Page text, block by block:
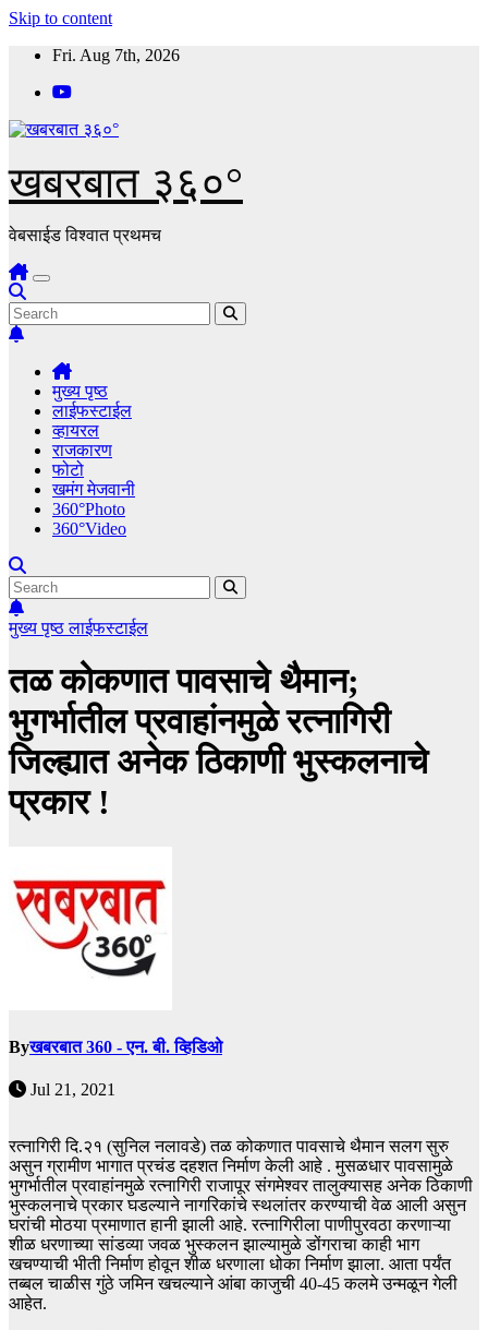
Skip to content
Fri. Aug 7th, 2026
खबरबात ३६०°
वेबसाईड विश्वात प्रथमच
मुख्य पृष्ठ
लाईफस्टाईल
व्हायरल
राजकारण
फोटो
खमंग मेजवानी
360°Photo
360°Video
मुख्य पृष्ठलाईफस्टाईल
तळ कोकणात पावसाचे थैमान;
भुगर्भातील प्रवाहांनमुळे रत्नागिरी
जिल्ह्यात अनेक ठिकाणी भुस्कलनाचे
प्रकार !
Byखबरबात 360 - एन. बी. व्हिडिओ
Jul 21, 2021
रत्नागिरी दि.२१ (सुनिल नलावडे) तळ कोकणात पावसाचे थैमान सलग सुरु
असुन ग्रामीण भागात प्रचंड दहशत निर्माण केली आहे . मुसळधार पावसामुळे
भुगर्भातील प्रवाहांनमुळे रत्नागिरी राजापूर संगमेश्वर तालुक्यासह अनेक ठिकाणी
भुस्कलनाचे प्रकार घडल्याने नागरिकांचे स्थलांतर करण्याची वेळ आली असुन
घरांची मोठया प्रमाणात हानी झाली आहे. रत्नागिरीला पाणीपुरवठा करणाऱ्या
शीळ धरणाच्या सांडव्या जवळ भुस्कलन झाल्यामुळे डोंगराचा काही भाग
खचण्याची भीती निर्माण होवून शीळ धरणाला धोका निर्माण झाला. आता पर्यंत
तब्बल चाळीस गुंठे जमिन खचल्याने आंबा काजुची 40-45 कलमे उन्मळून गेली
आहेत.